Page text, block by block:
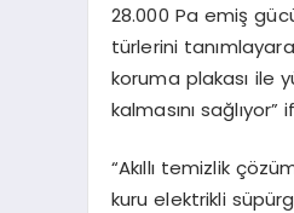
28.000 Pa emiş
türlerini
koruma plakası ile
kalmasını
“Akıllı temizlik
kuru elektrikli